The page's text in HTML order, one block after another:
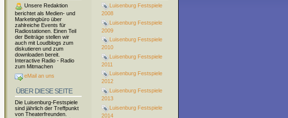
Luisenburg Festspiele
2008
Luisenburg Festspiele
2009
Luisenburg Festspiele
2010
Luisenburg Festspiele
2011
Luisenburg Festspiele
2012
Luisenburg Festspiele
2013
Luisenburg Festspiele
2014
Unsere Redaktion
berichtet als Medien- und
Marketingbüro über
zahlreiche Events für
Radiostationen. Einen Teil
der Beiträge stellen wir
auch mit Loudblogs zum
diskutieren und zum
downloaden bereit.
Interactive Radio - Radio
zum Mitmachen
eMail an uns
ÜBER DIESE SEITE
Die Luisenburg-Festspiele
sind jährlich der Treffpunkt
von Theaterfreunden.